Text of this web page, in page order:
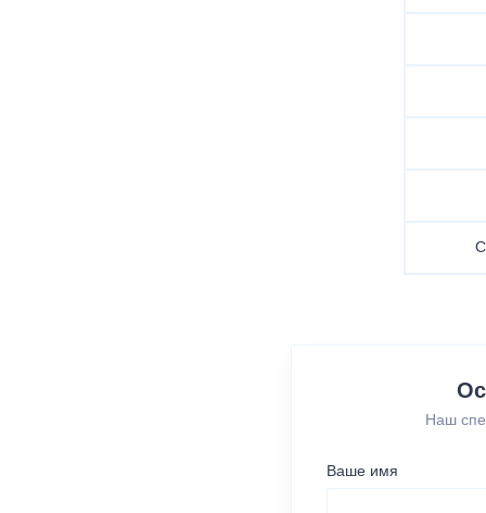
Наш
Ваше имя